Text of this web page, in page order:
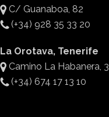
C/ Guanaboa, 82
(+34) 928 35 33 20
La Orotava, Tenerife
Camino La Habanera, 3
(+34) 674 17 13 10